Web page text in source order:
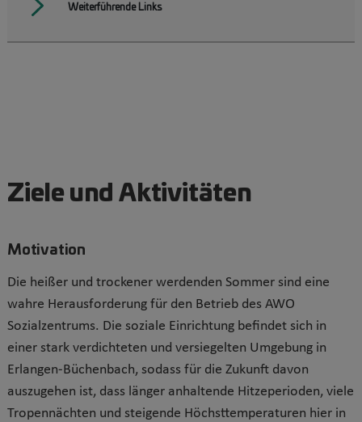
Weiterführende Links
Ziele und Aktivitäten
Motivation
Die heißer und trockener werdenden Sommer sind eine
wahre Herausforderung für den Betrieb des AWO
Sozialzentrums. Die soziale Einrichtung befindet sich in
einer stark verdichteten und versiegelten Umgebung in
Erlangen-Büchenbach, sodass für die Zukunft davon
auszugehen ist, dass länger anhaltende Hitzeperioden, viele
Tropennächten und steigende Höchsttemperaturen hier in